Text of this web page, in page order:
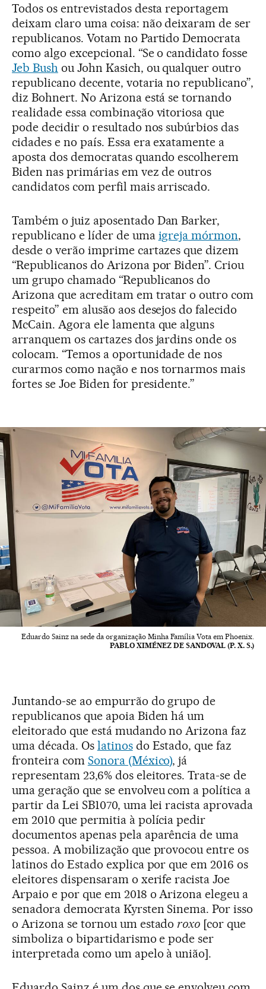
Todos os entrevistados desta reportagem
deixam claro uma coisa: não deixaram de ser
republicanos. Votam no Partido Democrata
como algo excepcional. “Se o candidato fosse
Jeb Bush ou John Kasich, ou qualquer outro
republicano decente, votaria no republicano”,
diz Bohnert. No Arizona está se tornando
realidade essa combinação vitoriosa que
pode decidir o resultado nos subúrbios das
cidades e no país. Essa era exatamente a
aposta dos democratas quando escolherem
Biden nas primárias em vez de outros
candidatos com perfil mais arriscado.
Também o juiz aposentado Dan Barker,
republicano e líder de uma igreja mórmon,
desde o verão imprime cartazes que dizem
“Republicanos do Arizona por Biden”. Criou
um grupo chamado “Republicanos do
Arizona que acreditam em tratar o outro com
respeito” em alusão aos desejos do falecido
McCain. Agora ele lamenta que alguns
arranquem os cartazes dos jardins onde os
colocam. “Temos a oportunidade de nos
curarmos como nação e nos tornarmos mais
fortes se Joe Biden for presidente.”
Eduardo Sainz na sede da organização Minha Família Vota em Phoenix.
PABLO XIMÉNEZ DE SANDOVAL (P. X. S.)
Juntando-se ao empurrão do grupo de
republicanos que apoia Biden há um
eleitorado que está mudando no Arizona faz
uma década. Os latinosdo Estado, que faz
fronteira com Sonora (México), já
representam 23,6% dos eleitores. Trata-se de
uma geração que se envolveu com a política a
partir da Lei SB1070, uma lei racista aprovada
em 2010 que permitia à polícia pedir
documentos apenas pela aparência de uma
pessoa. A mobilização que provocou entre os
latinos do Estado explica por que em 2016 os
eleitores dispensaram o xerife racista Joe
Arpaio e por que em 2018 o Arizona elegeu a
senadora democrata Kyrsten Sinema. Por isso
o Arizona se tornou um estadoroxo [cor que
simboliza o bipartidarismo e pode ser
interpretada como um apelo à união].